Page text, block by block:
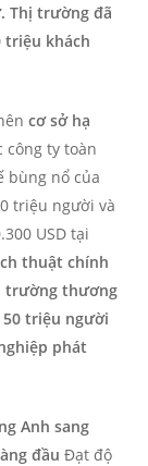
Thị trường đã
triệu khách
cơ sở hạ
công ty toàn
bùng nổ của
triệu người và
USD tại
thuật chính
trường thương
50 triệu người
phát
Anh sang
đầu Đạt độ